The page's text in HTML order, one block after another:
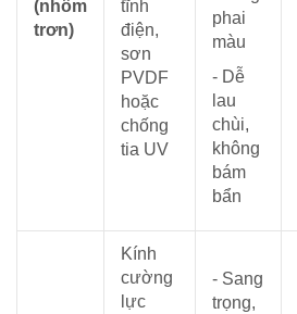
(nhôm
trơn)
tĩnh
điện,
sơn
PVDF
hoặc
chống
tia UV
phai
màu
- Dễ
lau
chùi,
không
bám
bẩn
Kính
cường
lực
- Sang
trọng,